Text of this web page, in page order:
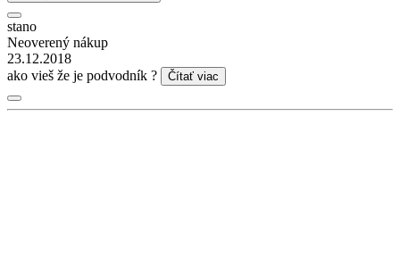
stano
Neoverený nákup
23.12.2018
ako vieš že je podvodník ?
Čítať viac